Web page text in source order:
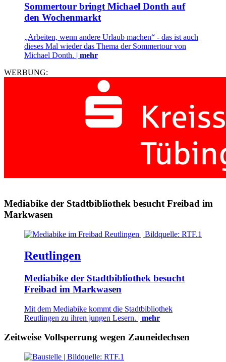
Sommertour bringt Michael Donth auf
den Wochenmarkt
„Arbeiten, wenn andere Urlaub machen“ - das ist auch
dieses Mal wieder das Thema der Sommertour von
Michael Donth. | mehr
WERBUNG:
Mediabike der Stadtbibliothek besucht Freibad im
Markwasen
Reutlingen
Mediabike der Stadtbibliothek besucht
Freibad im Markwasen
Mit dem Mediabike kommt die Stadtbibliothek
Reutlingen zu ihren jungen Lesern. | mehr
Zeitweise Vollsperrung wegen Zauneidechsen